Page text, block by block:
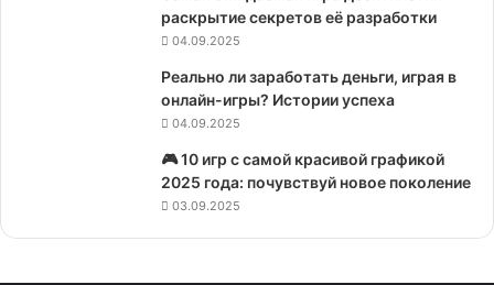
раскрытие секретов её разработки
04.09.2025
Реально ли заработать деньги, играя в
онлайн-игры? Истории успеха
04.09.2025
🎮 10 игр с самой красивой графикой
2025 года: почувствуй новое поколение
03.09.2025